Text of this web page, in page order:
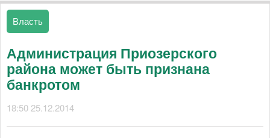
Власть
Администрация Приозерского
района может быть признана
банкротом
18:50 25.12.2014